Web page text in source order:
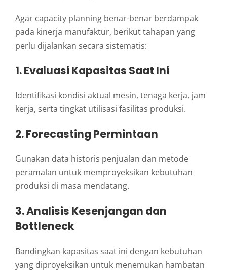
Agar capacity planning benar-benar berdampak
pada kinerja manufaktur, berikut tahapan yang
perlu dijalankan secara sistematis:
1. Evaluasi Kapasitas Saat Ini
Identifikasi kondisi aktual mesin, tenaga kerja, jam
kerja, serta tingkat utilisasi fasilitas produksi.
2. Forecasting Permintaan
Gunakan data historis penjualan dan metode
peramalan untuk memproyeksikan kebutuhan
produksi di masa mendatang.
3. Analisis Kesenjangan dan
Bottleneck
Bandingkan kapasitas saat ini dengan kebutuhan
yang diproyeksikan untuk menemukan hambatan